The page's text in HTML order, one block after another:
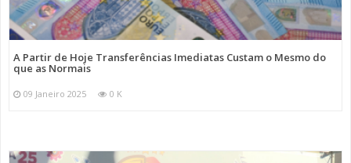
A Partir de Hoje Transferências Imediatas Custam o Mesmo do
que as Normais
09 Janeiro 2025 0 K